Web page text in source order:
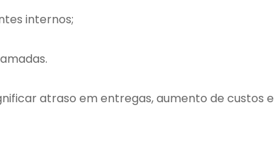
internos;
atraso em entregas, aumento de custos